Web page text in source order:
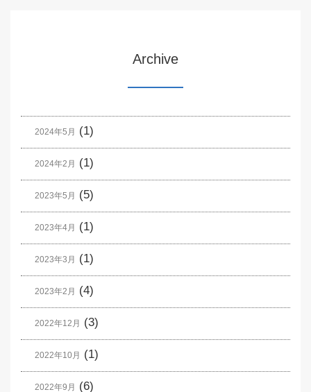
Archive
2024年5月 (1)
2024年2月 (1)
2023年5月 (5)
2023年4月 (1)
2023年3月 (1)
2023年2月 (4)
2022年12月 (3)
2022年10月 (1)
2022年9月 (6)